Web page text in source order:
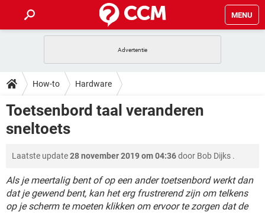
MENU
INSTAGRAM
NETFLIX CORONAVIRUS
GRATIS
HOW-TO
VIDEOBELLEN
INSTAGRAM WINDOWS 10
GRATIS SNAPCHAT
TIKTOK
DOWNLOADS
VIDEOBELLEN
GRATIS SNAPCHAT
TIKTOK
FORUM
VIDEOBELLEN GAMES
INSTAGRAM WINDOWS 10
NETFLIX CORONAVIRUS
VIDEOBELLEN GAMES
INSTAGRAM WINDOWS 10
How-to Hardware
Toetsenbord taal veranderen
sneltoets
Laatste update28 november 2019 om 04:36door Bob Dijks .
Als je meertalig bent of op een ander toetsenbord werkt dan
dat je gewend bent, kan het erg frustrerend zijn om telkens
op je scherm te moeten klikken om ervoor te zorgen dat de